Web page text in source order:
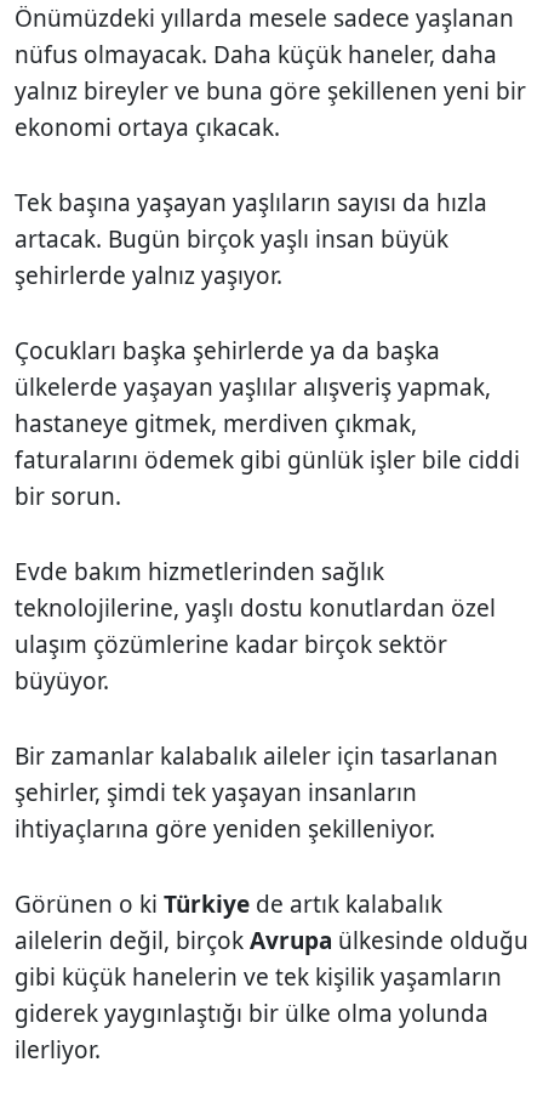
Önümüzdeki yıllarda mesele sadece yaşlanan
nüfus olmayacak. Daha küçük haneler, daha
yalnız bireyler ve buna göre şekillenen yeni bir
ekonomi ortaya çıkacak.
Tek başına yaşayan yaşlıların sayısı da hızla
artacak. Bugün birçok yaşlı insan büyük
şehirlerde yalnız yaşıyor.
Çocukları başka şehirlerde ya da başka
ülkelerde yaşayan yaşlılar alışveriş yapmak,
hastaneye gitmek, merdiven çıkmak,
faturalarını ödemek gibi günlük işler bile ciddi
bir sorun.
Evde bakım hizmetlerinden sağlık
teknolojilerine, yaşlı dostu konutlardan özel
ulaşım çözümlerine kadar birçok sektör
büyüyor.
Bir zamanlar kalabalık aileler için tasarlanan
şehirler, şimdi tek yaşayan insanların
ihtiyaçlarına göre yeniden şekilleniyor.
Görünen o ki Türkiye de artık kalabalık
ailelerin değil, birçokAvrupa ülkesinde olduğu
gibi küçük hanelerin ve tek kişilik yaşamların
giderek yaygınlaştığı bir ülke olma yolunda
ilerliyor.